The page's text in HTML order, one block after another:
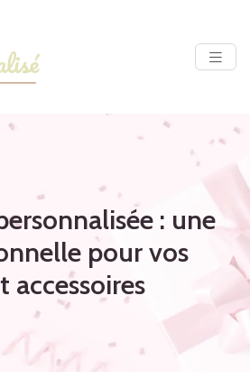
: une
pour vos
accessoires